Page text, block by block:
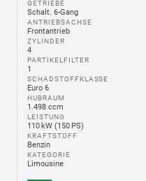
GETRIEBE
Schalt. 6-Gang
ANTRIEBSACHSE
Frontantrieb
ZYLINDER
4
PARTIKELFILTER
1
SCHADSTOFFKLASSE
Euro 6
HUBRAUM
1.498 ccm
LEISTUNG
110 kW (150 PS)
KRAFTSTOFF
Benzin
KATEGORIE
Limousine